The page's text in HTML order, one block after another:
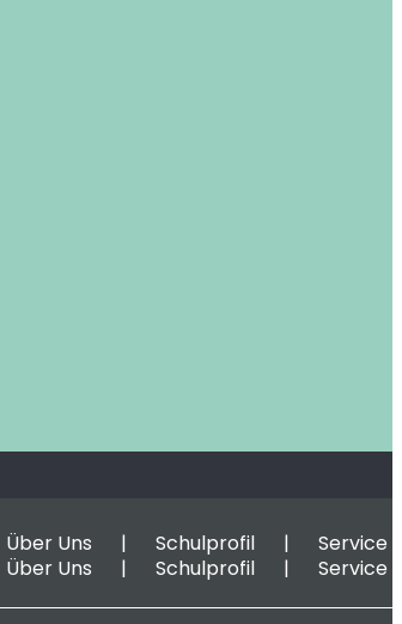
Über Uns Schulprofil
Service
Über Uns Schulprofil Service